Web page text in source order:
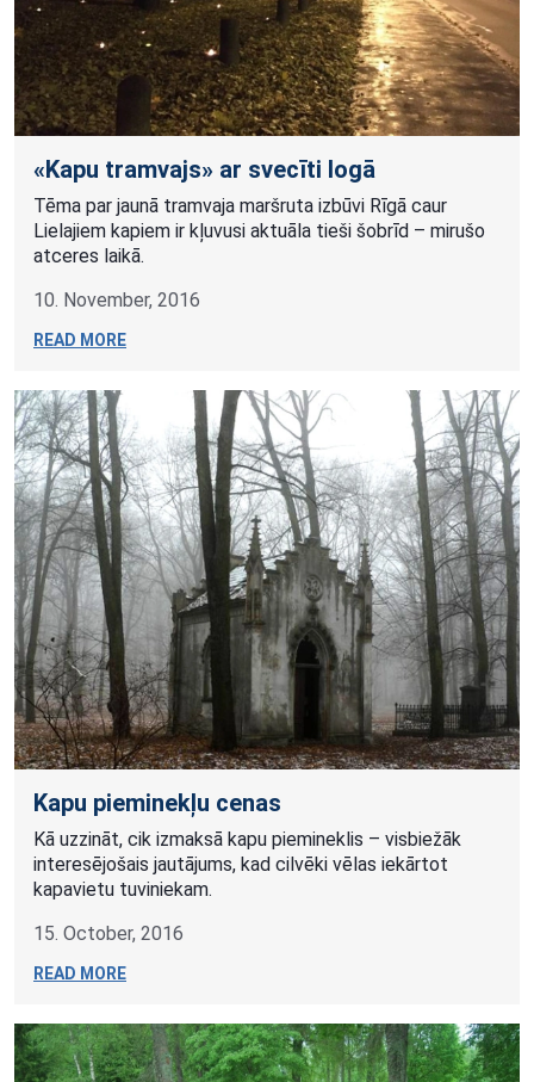
«Kapu tramvajs» ar svecīti logā
Tēma par jaunā tramvaja maršruta izbūvi Rīgā caur
Lielajiem kapiem ir kļuvusi aktuāla tieši šobrīd – mirušo
atceres laikā.
10. November, 2016
READ MORE
Kapu pieminekļu cenas
Kā uzzināt, cik izmaksā kapu piemineklis – visbiežāk
interesējošais jautājums, kad cilvēki vēlas iekārtot
kapavietu tuviniekam.
15. October, 2016
READ MORE